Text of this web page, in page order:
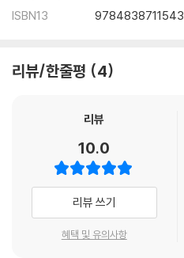
ISBN13
9784838711543
리뷰/한줄평 4
리뷰
10.0
리뷰 쓰기
혜택 및 유의사항